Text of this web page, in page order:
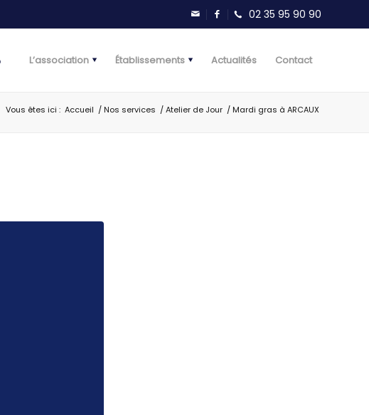
L’association Établissements Actualités Contact
Vous êtes ici : Accueil / Nos services /Atelier de Jour / Mardi gras à ARCAUX